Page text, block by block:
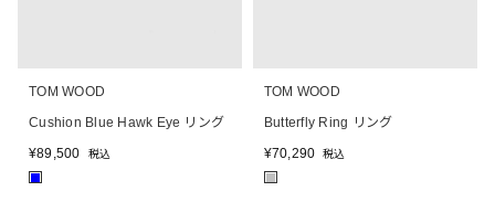
TOM WOOD
Cushion Blue Hawk Eye リング
¥89,500 税込
■
TOM WOOD
Butterfly Ring リング
¥70,290 税込
■